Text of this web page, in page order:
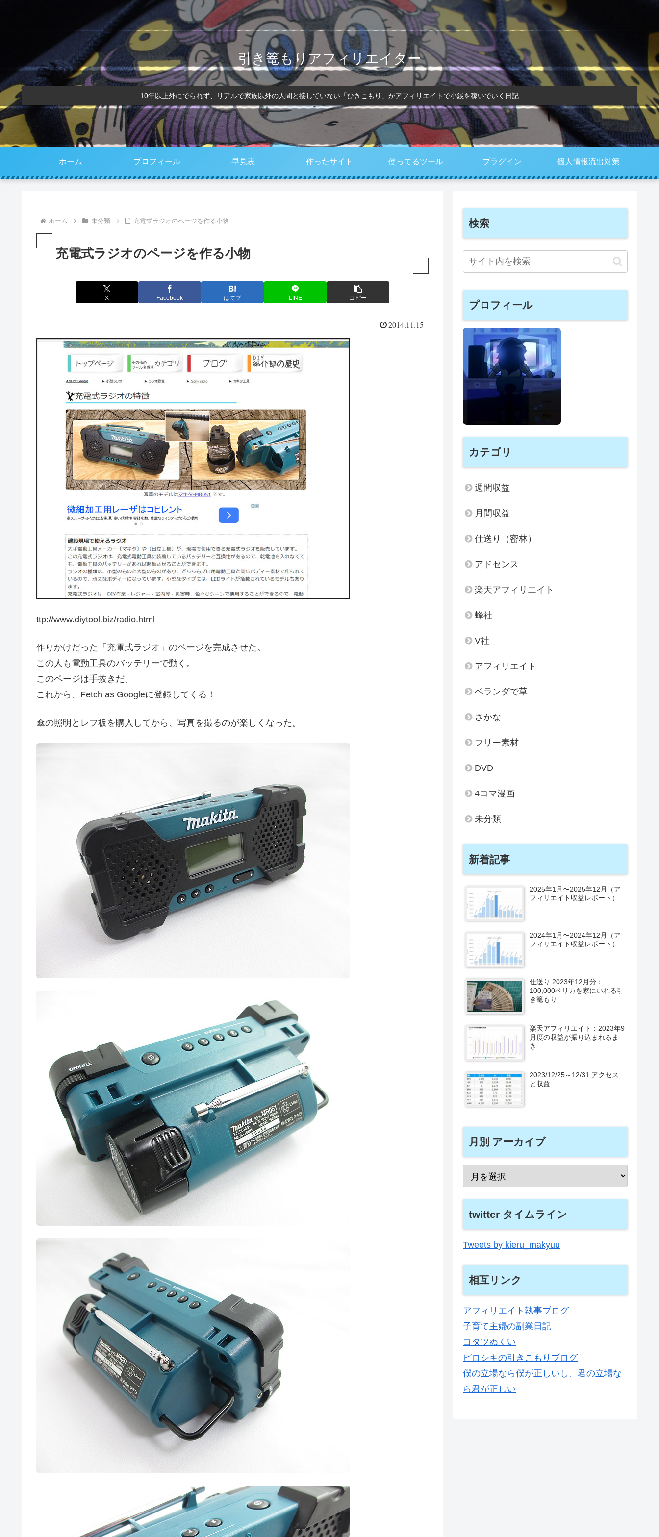
引き篭もりアフィリエイター
10年以上外にでられず、リアルで家族以外の人間と接していない「ひきこもり」がアフィリエイトで小銭を稼いでいく日記
ホーム プロフィール 早見表 作ったサイト 使ってるツール プラグイン 個人情報流出対策
ホーム 未分類 充電式ラジオのページを作る小物
充電式ラジオのページを作る小物
X Facebook はてブ LINE コピー
2014.11.15
ttp://www.diytool.biz/radio.html
作りかけだった「充電式ラジオ」のページを完成させた。
この人も電動工具のバッテリーで動く。
このページは手抜きだ。
これから、Fetch as Googleに登録してくる！
傘の照明とレフ板を購入してから、写真を撮るのが楽しくなった。
検索
プロフィール
カテゴリ
週間収益
月間収益
仕送り（密林）
アドセンス
楽天アフィリエイト
蜂社
V社
アフィリエイト
ベランダで草
さかな
フリー素材
DVD
4コマ漫画
未分類
新着記事
2025年1月〜2025年12月（ア
フィリエイト収益レポート）
2024年1月〜2024年12月（ア
フィリエイト収益レポート）
仕送り 2023年12月分：
100,000ペリカを家にいれる引
き篭もり
楽天アフィリエイト：2023年9
月度の収益が振り込まれるま
き
2023/12/25～12/31 アクセス
と収益
月別 アーカイブ
twitter タイムライン
Tweets by kieru_makyuu
相互リンク
アフィリエイト執事ブログ
子育て主婦の副業日記
コタツぬくい
ピロシキの引きこもりブログ
僕の立場なら僕が正しいし、君の立場な
ら君が正しい